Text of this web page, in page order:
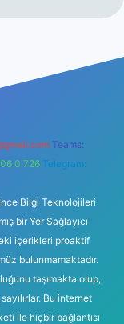
Teams:
0 726 Telegram:
Bilgi Teknolojileri
bir Yer Sağlayıcı
içerikleri proaktif
bulunmamaktadır.
taşımakta olup,
Bu internet
ile hiçbir bağlantısı